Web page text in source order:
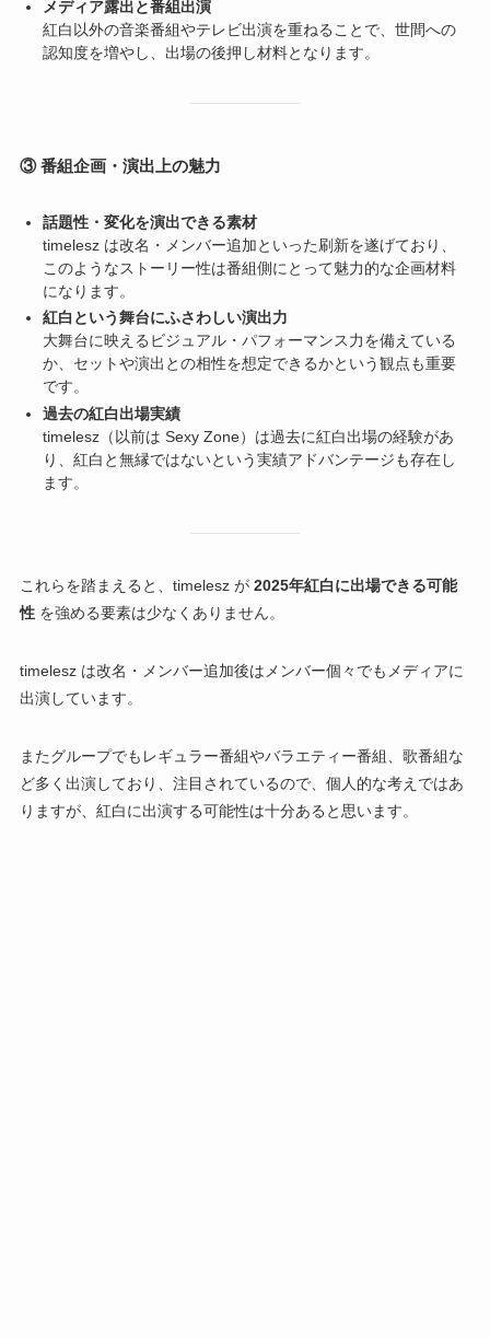
メディア露出と番組出演
紅白以外の音楽番組やテレビ出演を重ねることで、世間への
認知度を増やし、出場の後押し材料となります。
③ 番組企画・演出上の魅力
話題性・変化を演出できる素材
timelesz は改名・メンバー追加といった刷新を遂げており、
このようなストーリー性は番組側にとって魅力的な企画材料
になります。
紅白という舞台にふさわしい演出力
大舞台に映えるビジュアル・パフォーマンス力を備えている
か、セットや演出との相性を想定できるかという観点も重要
です。
過去の紅白出場実績
timelesz（以前は Sexy Zone）は過去に紅白出場の経験があ
り、紅白と無縁ではないという実績アドバンテージも存在し
ます。
これらを踏まえると、timelesz が 2025年紅白に出場できる可能
性を強める要素は少なくありません。
timelesz は改名・メンバー追加後はメンバー個々でもメディアに
出演しています。
またグループでもレギュラー番組やバラエティー番組、歌番組な
ど多く出演しており、注目されているので、個人的な考えではあ
りますが、紅白に出演する可能性は十分あると思います。